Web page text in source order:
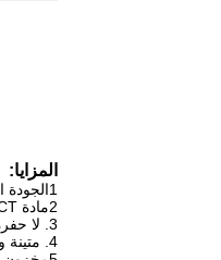
المزايا:
1الجودة الصناعية العالية
2مادة TCT
3. لا حفرة وقطع سلس
4. متينة وطويلة العمر